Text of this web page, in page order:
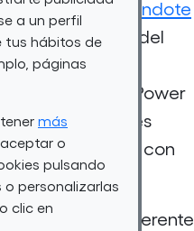
a un perfil
tus hábitos de
páginas
más
o
pulsando
o personalizarlas
clic en
reinventándote
en el mundo del
a utilizar
sector como
Power
y creatividades
diseño gráfico con
.
formación diferente